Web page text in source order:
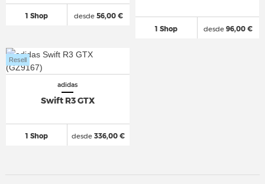
1 Shop desde56,00 €
1 Shop desde 96,00 €
adidas
Swift R3 GTX
1 Shop
Resell
desde 336,00 €